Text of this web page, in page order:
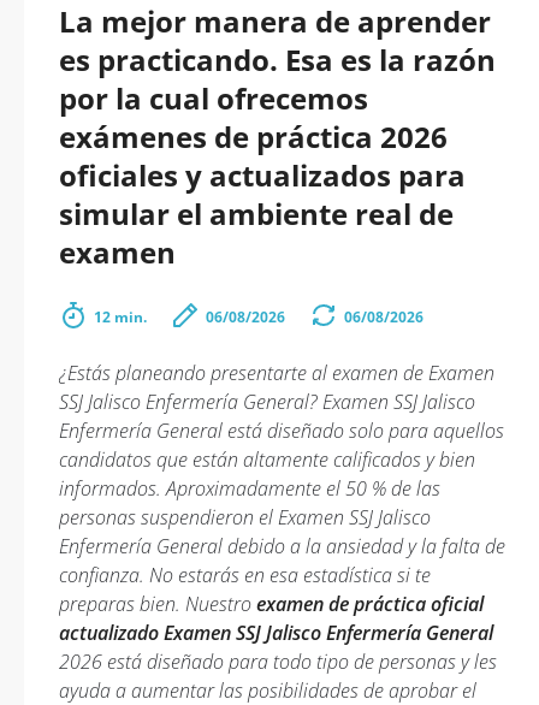
La mejor manera de aprender
es practicando. Esa es la razón
por la cual ofrecemos
exámenes de práctica 2026
oficiales y actualizados para
simular el ambiente real de
examen
12 min. 06/08/2026 06/08/2026
¿Estás planeando presentarte al examen de Examen
SSJ Jalisco Enfermería General? Examen SSJ Jalisco
Enfermería General está diseñado solo para aquellos
candidatos que están altamente calificados y bien
informados. Aproximadamente el 50 % de las
personas suspendieron el Examen SSJ Jalisco
Enfermería General debido a la ansiedad y la falta de
confianza. No estarás en esa estadística si te
preparas bien. Nuestroexamen de práctica oficial
actualizado Examen SSJ Jalisco Enfermería General
2026 está diseñado para todo tipo de personas y les
ayuda a aumentar las posibilidades de aprobar el